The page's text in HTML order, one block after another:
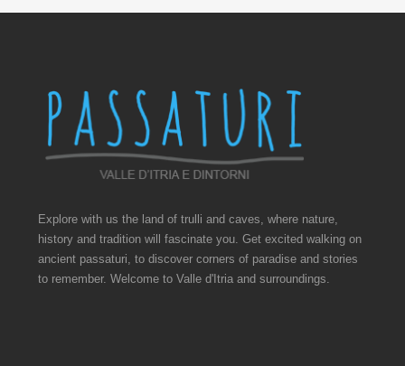
Explore with us the land of trulli and caves, where nature,
history and tradition will fascinate you. Get excited walking on
ancient passaturi, to discover corners of paradise and stories
to remember. Welcome to Valle d'Itria and surroundings.